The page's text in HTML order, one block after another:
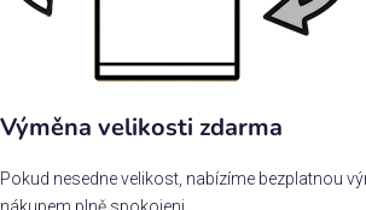
Výměna velikosti zdarma
Pokud nesedne velikost, nabízíme bezplatnou